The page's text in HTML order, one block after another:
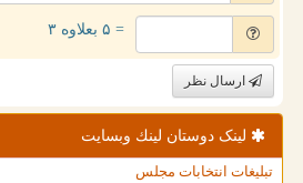
= ۵ بعلاوه ۳
ارسال نظر
لینک دوستان لینك وبسایت
تبلیغات انتخابات مجلس